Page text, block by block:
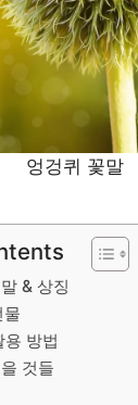
엉겅퀴 꽃말
& 상징
물
용 방법
것들